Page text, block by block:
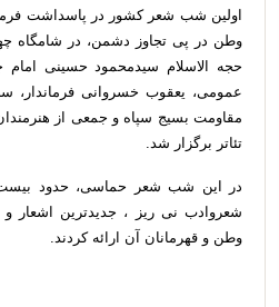
اولین شب شعر کشور در پاسداشت
وطن در پی تجاوز دشمن، در شامگاه
حجه الاسلام سیدمحمود حسینی
عمومی، یعقوب خسروانی فرماندار،
مقاومت بسیج سپاه و جمعی از
تئاتر برگزار شد.
در این شب شعر حماسی، حدود
شعروادب نی ریز ، جدیدترین
وطن و قهرمانان آن ارائه کردند.